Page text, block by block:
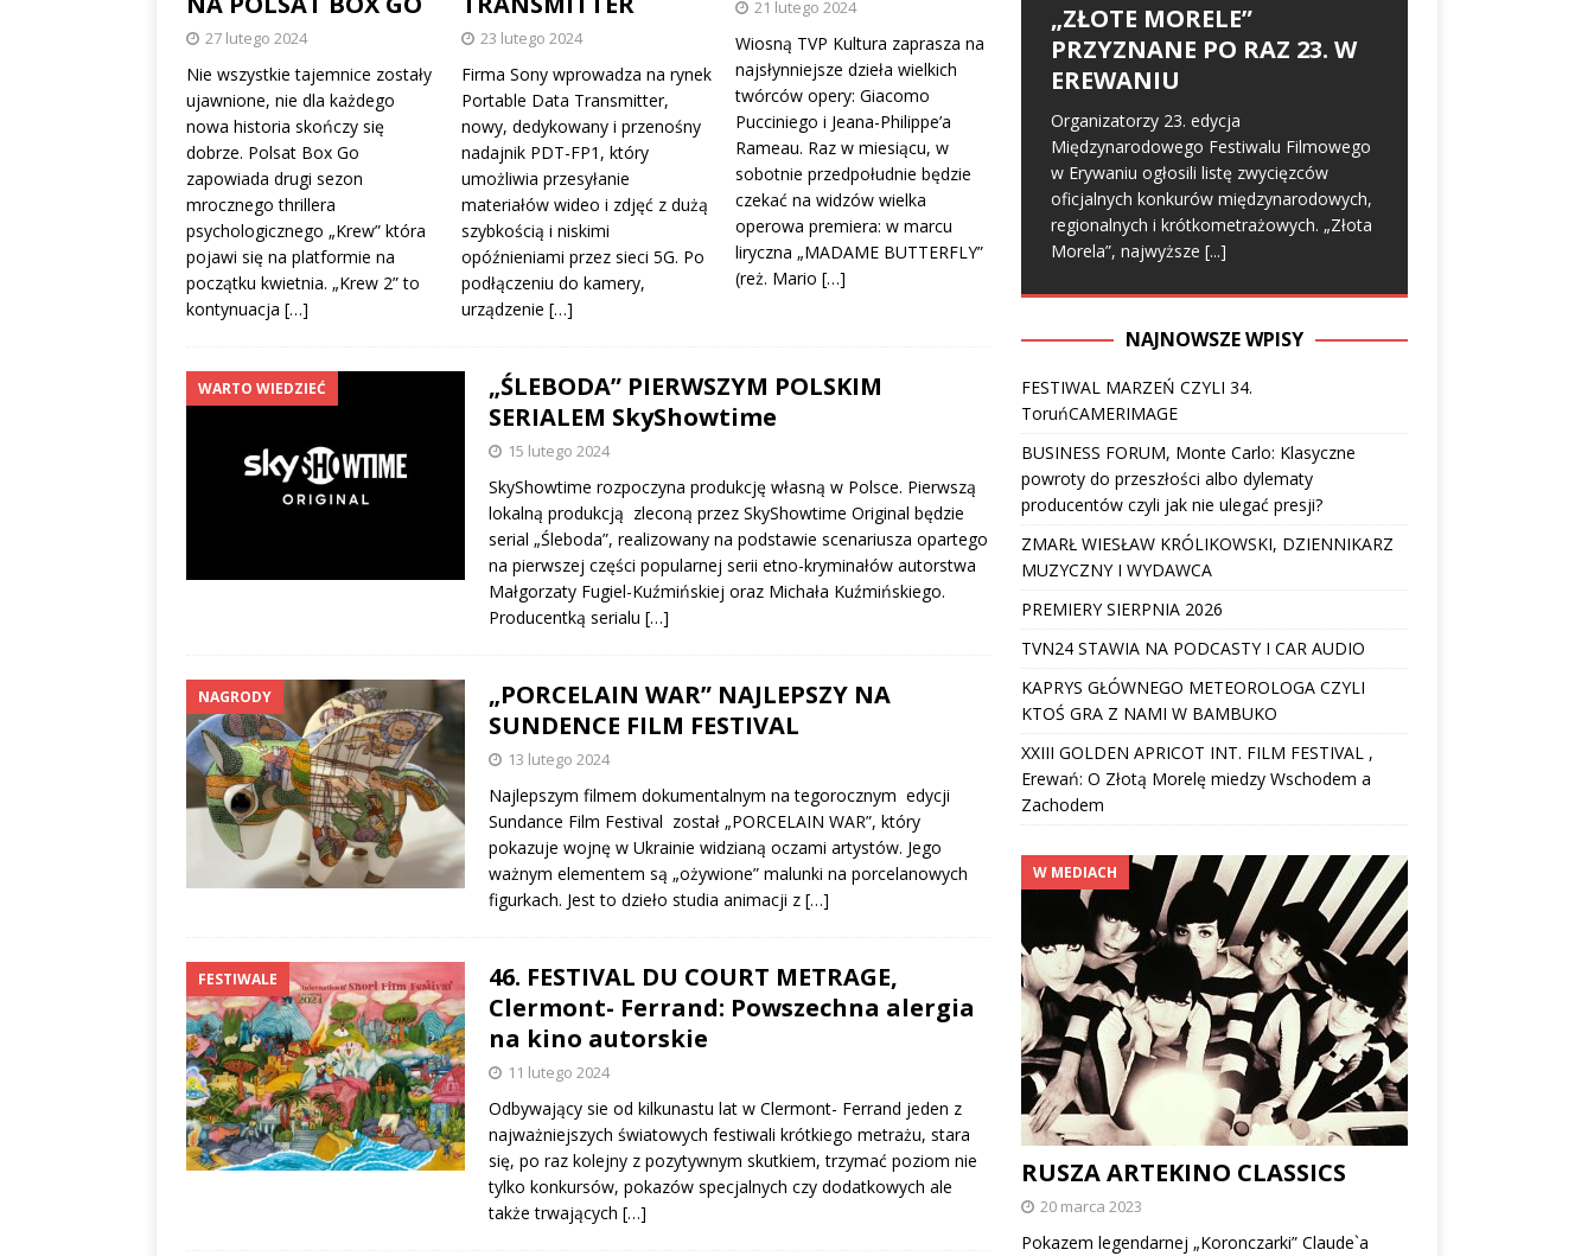
27 lutego 2024
Nie wszystkie tajemnice zostały
ujawnione, nie dla każdego
nowa historia skończy się
dobrze. Polsat Box Go
zapowiada drugi sezon
mrocznego thrillera
psychologicznego „Krew” która
pojawi się na platformie na
początku kwietnia. „Krew 2” to
kontynuacja […]
23 lutego 2024
Firma Sony wprowadza na rynek
Portable Data Transmitter,
nowy, dedykowany i przenośny
nadajnik PDT-FP1, który
umożliwia przesyłanie
materiałów wideo i zdjęć z dużą
szybkością i niskimi
opóźnieniami przez sieci 5G. Po
podłączeniu do kamery,
urządzenie […]
21 lutego 2024
Wiosną TVP Kultura zaprasza na
najsłynniejsze dzieła wielkich
twórców opery: Giacomo
Pucciniego i Jeana-Philippe’a
Rameau. Raz w miesiącu, w
sobotnie przedpołudnie będzie
czekać na widzów wielka
operowa premiera: w marcu
liryczna „MADAME BUTTERFLY”
(reż. Mario[…]
WARTO WIEDZIEĆ
„ŚLEBODA” PIERWSZYM POLSKIM
SERIALEM SkyShowtime
15 lutego 2024
SkyShowtime rozpoczyna produkcję własną w Polsce. Pierwszą
lokalną produkcją zleconą przez SkyShowtime Original będzie
serial „Śleboda”, realizowany na podstawie scenariusza opartego
na pierwszej części popularnej serii etno-kryminałów autorstwa
Małgorzaty Fugiel-Kuźmińskiej oraz Michała Kuźmińskiego.
Producentką serialu […]
NAGRODY
„PORCELAIN WAR” NAJLEPSZY NA
SUNDENCE FILM FESTIVAL
13 lutego 2024
Najlepszym filmem dokumentalnym na tegorocznym edycji
Sundance Film Festival został „PORCELAIN WAR”, który
pokazuje wojnę w Ukrainie widzianą oczami artystów. Jego
ważnym elementem są „ożywione” malunki na porcelanowych
figurkach. Jest to dzieło studia animacji z […]
FESTIWALE
46. FESTIVAL DU COURT METRAGE,
Clermont- Ferrand: Powszechna alergia
na kino autorskie
11 lutego 2024
Odbywający sie od kilkunastu lat w Clermont- Ferrand jeden z
najważniejszych światowych festiwali krótkiego metrażu, stara
się, po raz kolejny z pozytywnym skutkiem, trzymać poziom nie
tylko konkursów, pokazów specjalnych czy dodatkowych ale
także trwających […]
„ZŁOTE MORELE”
PRZYZNANE PO RAZ 23. W
EREWANIU
Organizatorzy 23. edycja
Międzynarodowego Festiwalu Filmowego
w Erywaniu ogłosili listę zwycięzców
oficjalnych konkurów międzynarodowych,
regionalnych i krótkometrażowych. „Złota
Morela”, najwyższe [...]
NAJNOWSZE WPISY
FESTIWAL MARZEŃ CZYLI 34.
ToruńCAMERIMAGE
BUSINESS FORUM, Monte Carlo: Klasyczne
powroty do przeszłości albo dylematy
producentów czyli jak nie ulegać presji?
ZMARŁ WIESŁAW KRÓLIKOWSKI, DZIENNIKARZ
MUZYCZNY I WYDAWCA
PREMIERY SIERPNIA 2026
TVN24 STAWIA NA PODCASTY I CAR AUDIO
KAPRYS GŁÓWNEGO METEOROLOGA CZYLI
KTOŚ GRA Z NAMI W BAMBUKO
XXIII GOLDEN APRICOT INT. FILM FESTIVAL ,
Erewań: O Złotą Morelę miedzy Wschodem a
Zachodem
W MEDIACH
RUSZA ARTEKINO CLASSICS
20 marca 2023
Pokazem legendarnej „Koronczarki” Claude`a